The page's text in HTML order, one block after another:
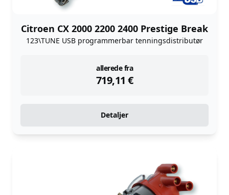
Citroen CX 2000 2200 2400 Prestige Break
123\TUNE USB programmerbar tenningsdistributør
allerede fra
719,11 €
instock
Detaljer